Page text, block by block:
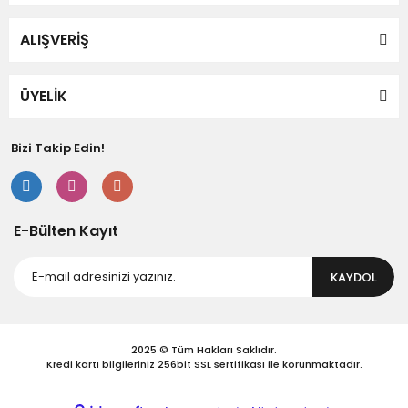
ALIŞVERİŞ
ÜYELİK
Bizi Takip Edin!
E-Bülten Kayıt
KAYDOL
2025 © Tüm Hakları Saklıdır.
Kredi kartı bilgileriniz 256bit SSL sertifikası ile korunmaktadır.